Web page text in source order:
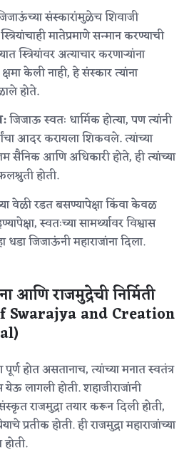
संस्कारांमुळेच शिवाजी
मातेप्रमाणे सन्मान करण्याची
स्त्रियांवर अत्याचार करणाऱ्यांना
केली नाही, हे संस्कार त्यांना
होते.
जिजाऊ स्वतः धार्मिक होत्या, पण त्यांनी
आदर करायला शिकवले. त्यांच्या
सैनिक आणि अधिकारी होते, ही त्यांच्या
होती.
वेळी रडत बसण्यापेक्षा किंवा केवळ
स्वतःच्या सामर्थ्यावर विश्वास
धडा जिजाऊंनी महाराजांना दिला.
आणि राजमुद्रेची निर्मिती
Swarajya and Creation
होत असतानाच, त्यांच्या मनात स्वतंत्र
लागली होती. शहाजीराजांनी
राजमुद्रा तयार करून दिली होती,
प्रतीक होती.ही राजमुद्रा महाराजांच्या
होती.